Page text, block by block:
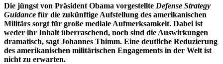
Die jüngst von Präsident Obama vorgestellte Defense Strategy
Guidance für die zukünftige Aufstellung des amerikanischen
Militärs sorgt für große mediale Aufmerksamkeit. Dabei ist
weder ihr Inhalt überraschend, noch sind die Auswirkungen
dramatisch, sagt Johannes Thimm. Eine deutliche Reduzierung
des amerikanischen militärischen Engagements in der Welt ist
nicht zu erwarten.